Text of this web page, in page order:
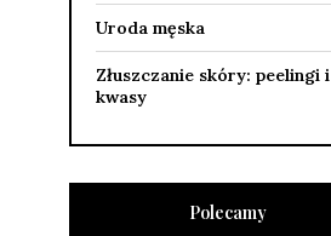
Uroda męska
Złuszczanie skóry: peelingi i
kwasy
Polecamy